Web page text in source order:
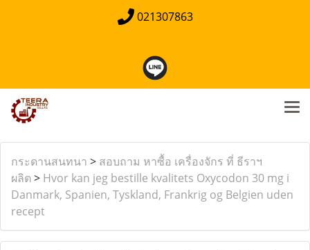
021307863
กระดานสนทนา > สอบถาม หาซื้อ เครื่องจักร ที่ ธีราฯ
ผลิต > Hvor kan jeg bestille kvalitets Oxycodon 30 mg i
Danmark, Spanien, Tyskland, Frankrig og Belgien uden
recept